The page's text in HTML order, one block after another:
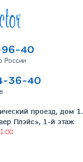
40
России
36-40
проезд, дом 1.
Плэйс», 1-й этаж